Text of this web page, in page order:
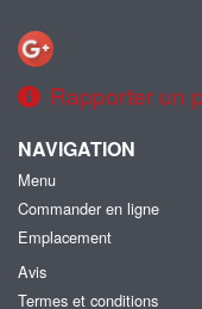
Rapporter un
NAVIGATION
Menu
Commander en ligne
Emplacement
Avis
Termes et conditions